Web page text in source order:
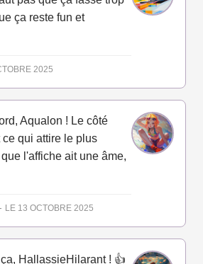
ça reste fun et
2025
Aqualon ! Le côté
qui attire le plus
l'affiche ait une âme,
LE 13 OCTOBRE 2025
HallassieHilarant ! 👍